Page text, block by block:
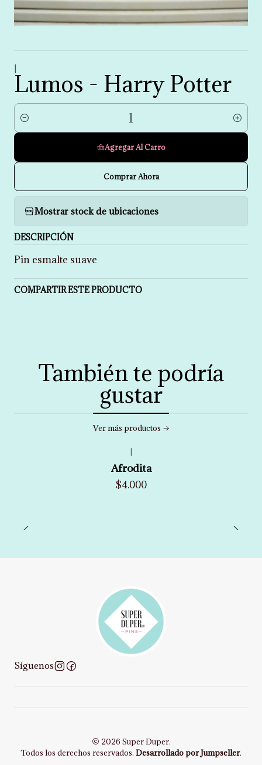
Lumos - Harry Potter
Cantidad
Agregar Al Carro
Comprar Ahora
Mostrar stock de ubicaciones
DESCRIPCIÓN
Pin esmalte suave
COMPARTIR ESTE PRODUCTO
También te podría
gustar
Ver más productos
Afrodita
$4.000
Síguenos
2026 Super Duper.
Todos los derechos reservados. Desarrollado por Jumpseller.